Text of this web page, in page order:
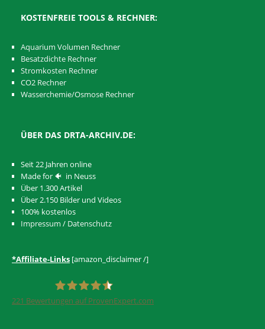
KOSTENFREIE TOOLS & RECHNER:
Aquarium Volumen Rechner
Besatzdichte Rechner
Stromkosten Rechner
CO2 Rechner
Wasserchemie/Osmose Rechner
ÜBER DAS DRTA-ARCHIV.DE:
Seit 22 Jahren online
Made for 🐠 in Neuss
Über 1.300 Artikel
Über 2.150 Bilder und Videos
100% kostenlos
Impressum / Datenschutz
*Affiliate-Links [amazon_disclaimer /]
221 Bewertungen auf ProvenExpert.com